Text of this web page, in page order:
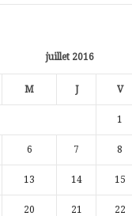
juillet 2016
M J V
1
6 7 8
13 14 15
20 21 22